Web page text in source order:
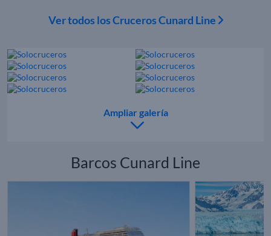
Ver todos los Cruceros Cunard Line
Ampliar galería
Barcos Cunard Line